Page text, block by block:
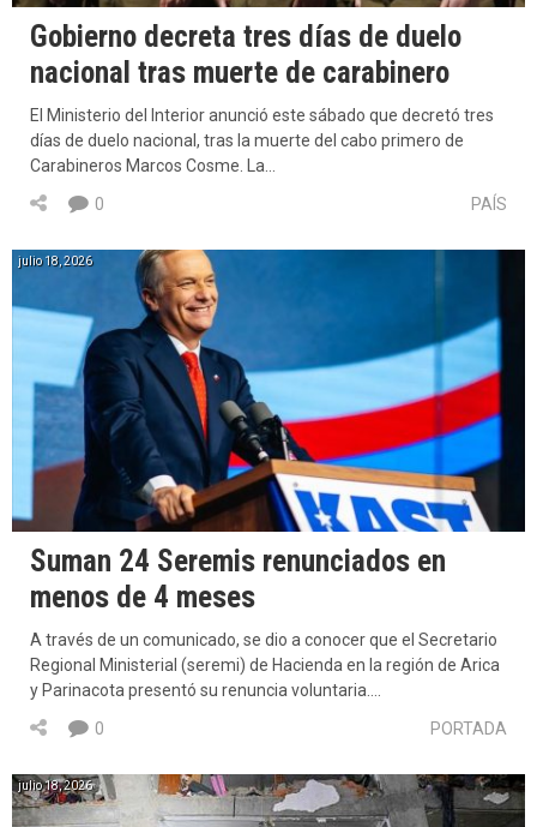
Gobierno decreta tres días de duelo
nacional tras muerte de carabinero
El Ministerio del Interior anunció este sábado que decretó tres
días de duelo nacional, tras la muerte del cabo primero de
Carabineros Marcos Cosme. La…
PAÍS
0
julio 18, 2026
Suman 24 Seremis renunciados en
menos de 4 meses
A través de un comunicado, se dio a conocer que el Secretario
Regional Ministerial (seremi) de Hacienda en la región de Arica
y Parinacota presentó su renuncia voluntaria….
PORTADA
0
julio 18, 2026